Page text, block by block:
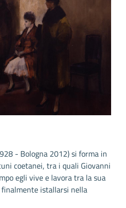
- Bologna 2012) si forma in
coetanei, tra i quali Giovanni
egli vive e lavora tra la sua
istallarsi nella